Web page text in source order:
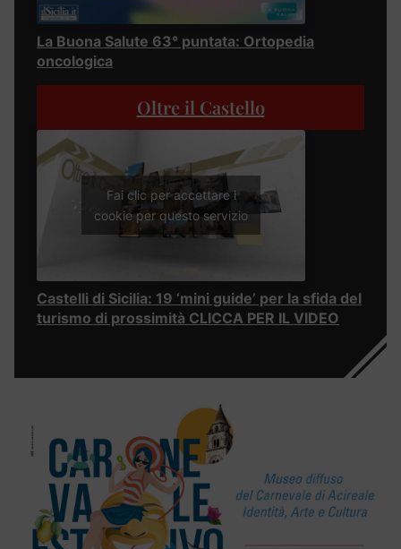
La Buona Salute 63° puntata: Ortopedia
oncologica
Oltre il Castello
Fai clic per accettare i
cookie per questo servizio
Castelli di Sicilia: 19 ‘mini guide’ per la sfida del
turismo di prossimità CLICCA PER IL VIDEO